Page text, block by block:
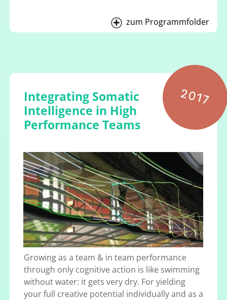
zum Programmfolder
2017
Integrating Somatic
Intelligence in High
Performance Teams
Growing as a team & in team performance
through only cognitive action is like swimming
without water: it gets very dry. For yielding
your full creative potential individually and as a